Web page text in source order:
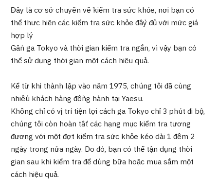
Giới thiệu
Bệnh nhân QT
Về Japan Medical
Quy trình khám chữa bệnh
Chương trình
Tìm theo bộ phận / bệnh
Tìm theo xét nghiệm / phương pháp /
cách điều trị
Tìm kiếm y học thẩm mỹ
Nội dung nổi bật
Tin tức
Đây là cơ sở chuyên về kiểm tra sức khỏe, nơi bạn có
thể thực hiện các kiểm tra sức khỏe đầy đủ với mức giá
hợp lý
Gần ga Tokyo và thời gian kiểm tra ngắn, vì vậy bạn có
thể sử dụng thời gian một cách hiệu quả.
Kể từ khi thành lập vào năm 1975, chúng tôi đã cùng
nhiều khách hàng đồng hành tại Yaesu.
Không chỉ có vị trí tiện lợi cách ga Tokyo chỉ 3 phút đi bộ,
chúng tôi còn hoàn tất các hạng mục kiểm tra tương
đương với một đợt kiểm tra sức khỏe kéo dài 1 đêm 2
ngày trong nửa ngày. Do đó, bạn có thể tận dụng thời
gian sau khi kiểm tra để dùng bữa hoặc mua sắm một
cách hiệu quả.